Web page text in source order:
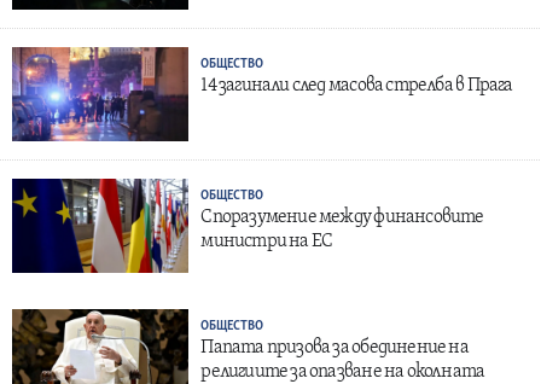
ОБЩЕСТВО
14 загинали след масова стрелба в Прага
ОБЩЕСТВО
Споразумение между финансовите
министри на ЕС
ОБЩЕСТВО
Папата призова за обединение на
религиите за опазване на околната